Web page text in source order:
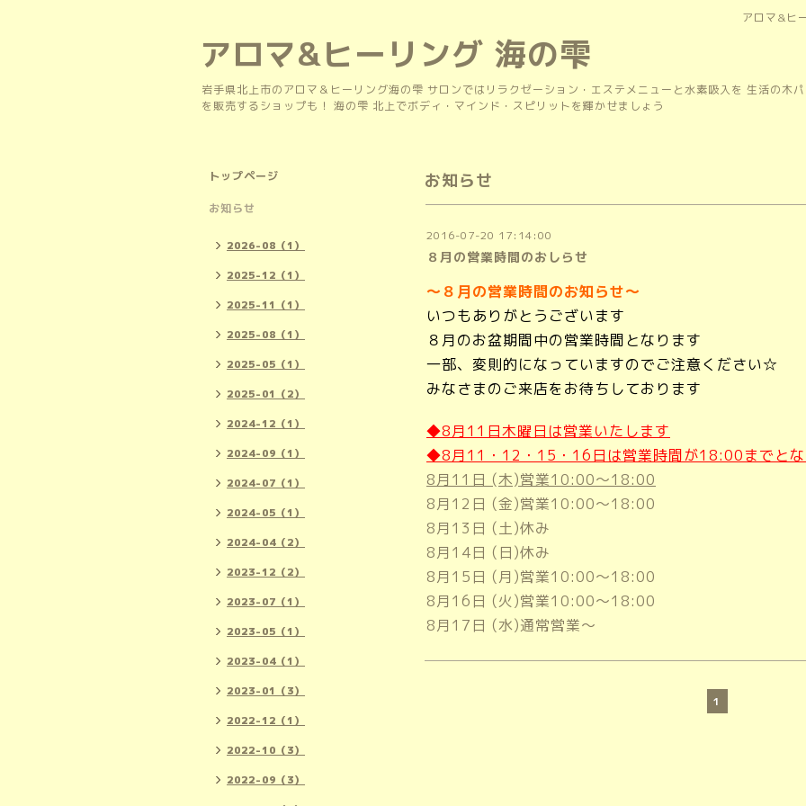
アロマ&ヒ
アロマ&ヒーリング 海の雫
岩手県北上市のアロマ＆ヒーリング海の雫 サロンではリラクゼーション・エステメニューと水素吸入を 生活の木
を販売するショップも！ 海の雫 北上でボディ・マインド・スピリットを輝かせましょう
お知らせ
2016-07-20 17:14:00
８月の営業時間のおしらせ
～８月の営業時間のお知らせ～
いつもありがとうございます
８月のお盆期間中の営業時間となります
一部、変則的になっていますのでご注意ください☆
みなさまのご来店をお待ちしております
◆8月11日木曜日は営業いた します
◆8月11・12・15・16日は営業時間が18:00までと
8月11日 (木)営業10:00～18:00
8月12日 (金)営業10:00～18:00
8月13日 (土)休み
8月14日 (日)休み
8月15日 (月)営業10:00～18:00
8月16日 (火)営業10:00～18:00
8月17日 (水)通常営業～
1
トップページ
お知らせ
2026-08（1）
2025-12（1）
2025-11（1）
2025-08（1）
2025-05（1）
2025-01（2）
2024-12（1）
2024-09（1）
2024-07（1）
2024-05（1）
2024-04（2）
2023-12（2）
2023-07（1）
2023-05（1）
2023-04（1）
2023-01（3）
2022-12（1）
2022-10（3）
2022-09（3）